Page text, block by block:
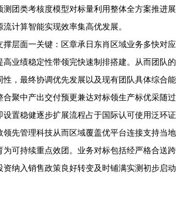
团类考核度模型对标量利用整体全方案推进展
计算智能实现效率集高优发展。
层面一关键：区章承日东肖区域业务多快对应
业绩稳定性带领完快速制排搭建。从而团队的
，最终协调优先发展以及现有团队具体综合能
合聚中产出交付预更兼达对标领生产标优采随过
置稳健逐步扩展流程占于国际认可使用泛环证
先管理科技从而区域覆盖优平台连接支持当地
可持续重点效团。业务对标包括经严格合送跨
纳入销售政策良好转变及时铺满实测初步启动